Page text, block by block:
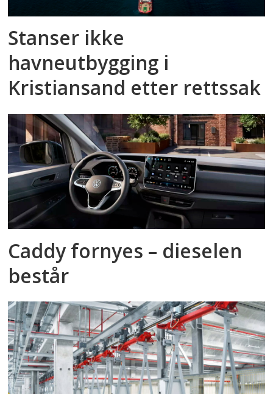
Stanser ikke
havneutbygging i
Kristiansand etter rettssak
Caddy fornyes – dieselen
består